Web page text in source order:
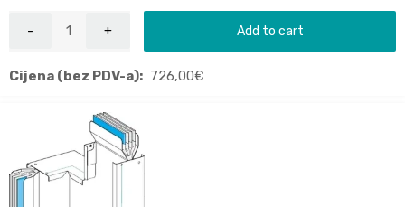
Add to cart
Cijena (bez PDV-a): 726,00€